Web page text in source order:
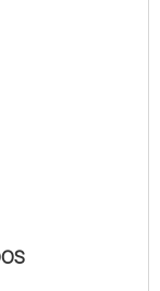
evitando